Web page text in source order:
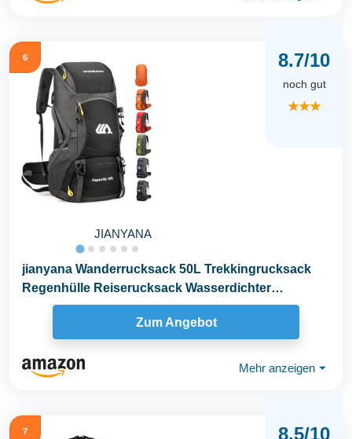
6
JIANYANA
8.7/10
noch gut
★★★
jianyana Wanderrucksack 50L Trekkingrucksack
Regenhülle Reiserucksack Wasserdichter
Campingrucksack...
Zum Angebot
Mehr anzeigen ⏷
7 8.5/10